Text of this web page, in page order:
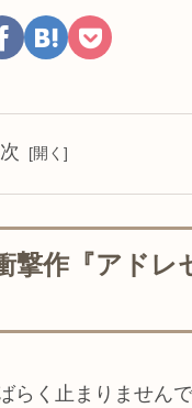
作『アドレ
く止まりませんで